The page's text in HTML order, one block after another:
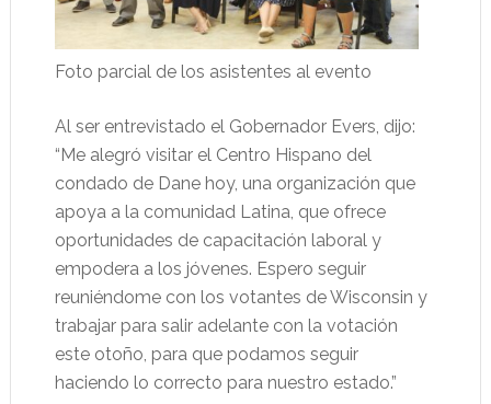
Foto parcial de los asistentes al evento
Al ser entrevistado el Gobernador Evers, dijo:
“Me alegró visitar el Centro Hispano del
condado de Dane hoy, una organización que
apoya a la comunidad Latina, que ofrece
oportunidades de capacitación laboral y
empodera a los jóvenes. Espero seguir
reuniéndome con los votantes de Wisconsin y
trabajar para salir adelante con la votación
este otoño, para que podamos seguir
haciendo lo correcto para nuestro estado.”